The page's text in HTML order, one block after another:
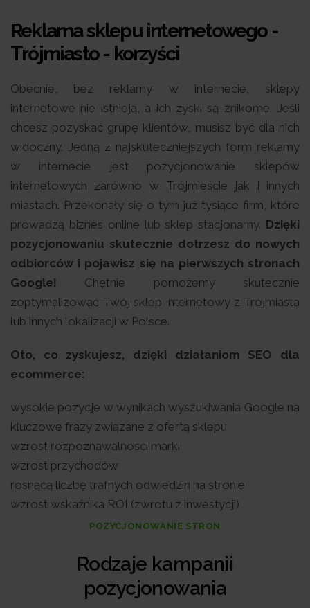
Reklama sklepu internetowego -
Trójmiasto - korzyści
Obecnie, bez reklamy w internecie, sklepy
internetowe nie istnieją, a ich zyski są znikome. Jeśli
chcesz pozyskać grupę klientów, musisz być dla nich
widoczny. Jedną z najskuteczniejszych form reklamy
w internecie jest pozycjonowanie sklepów
internetowych zarówno w Trójmieście jak i innych
miastach. Przekonały się o tym już tysiące firm, które
prowadzą biznes online lub sklep stacjonarny. Dzięki
pozycjonowaniu skutecznie dotrzesz do nowych
odbiorców i pojawisz się na pierwszych stronach
Google! Chętnie pomożemy skutecznie
zoptymalizować Twój sklep internetowy z Trójmiasta
lub innych lokalizacji w Polsce.
Oto, co zyskujesz, dzięki działaniom SEO dla
ecommerce:
wysokie pozycje w wynikach wyszukiwania Google na
kluczowe frazy związane z ofertą sklepu
wzrost rozpoznawalności marki
wzrost przychodów
rosnącą liczbę trafnych odwiedzin na stronie
wzrost wskaźnika ROI (zwrotu z inwestycji)
POZYCJONOWANIE STRON
Rodzaje kampanii
pozycjonowania